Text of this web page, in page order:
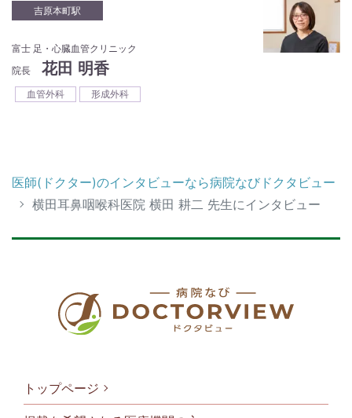
吉原本町駅
富士 足・心臓血管クリニック
院長
花田 明香
血管外科 形成外科
医師(ドクター)のインタビューなら病院なびドクタビュー
横田耳鼻咽喉科医院 横田 耕二 先生にインタビュー
トップページ